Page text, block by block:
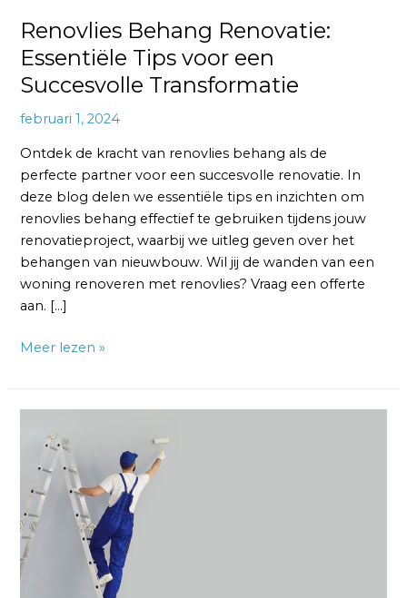
Renovlies Behang Renovatie:
Essentiële Tips voor een
Succesvolle Transformatie
februari 1, 2024
Ontdek de kracht van renovlies behang als de
perfecte partner voor een succesvolle renovatie. In
deze blog delen we essentiële tips en inzichten om
renovlies behang effectief te gebruiken tijdens jouw
renovatieproject, waarbij we uitleg geven over het
behangen van nieuwbouw. Wil jij de wanden van een
woning renoveren met renovlies? Vraag een offerte
aan. […]
Meer lezen »
Behang
Behanger:
Vakmanschap
voor
Duurzame
Wandafwerking